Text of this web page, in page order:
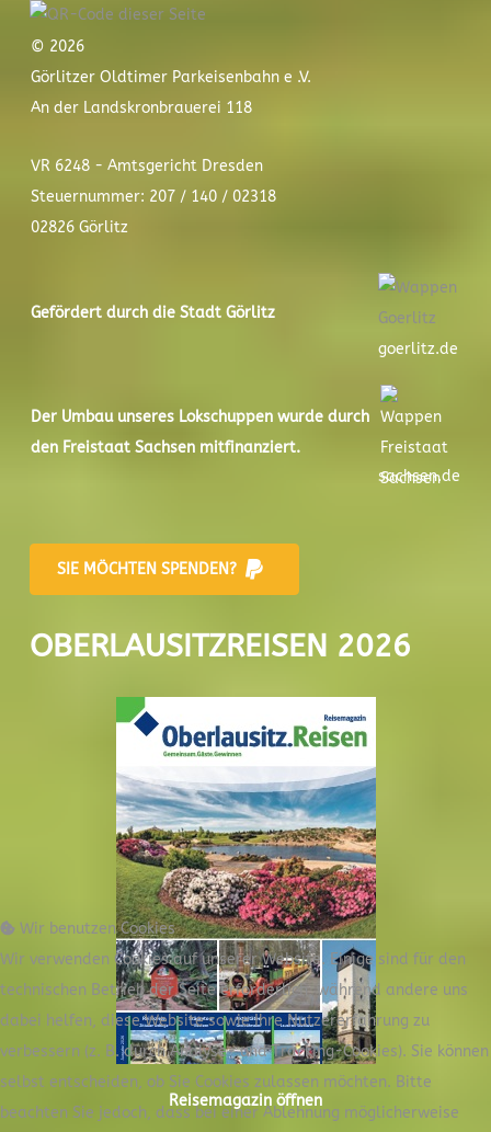
© 2026
Görlitzer Oldtimer Parkeisenbahn e .V.
An der Landskronbrauerei 118
VR 6248 - Amtsgericht Dresden
Steuernummer: 207 / 140 / 02318
02826 Görlitz
Gefördert durch die Stadt Görlitz
goerlitz.de
Der Umbau unseres Lokschuppen wurde durch
den Freistaat Sachsen mitfinanziert.
sachsen.de
SIE MÖCHTEN SPENDEN?
OBERLAUSITZREISEN 2026
Reisemagazin öffnen
Wir benutzen Cookies
Wir verwenden Cookies auf unserer Website. Einige sind für den
technischen Betrieb der Seite erforderlich, während andere uns
dabei helfen, diese Website sowie Ihre Nutzererfahrung zu
verbessern (z. B. durch Analyse- und Tracking-Cookies). Sie können
selbst entscheiden, ob Sie Cookies zulassen möchten. Bitte
beachten Sie jedoch, dass bei einer Ablehnung möglicherweise